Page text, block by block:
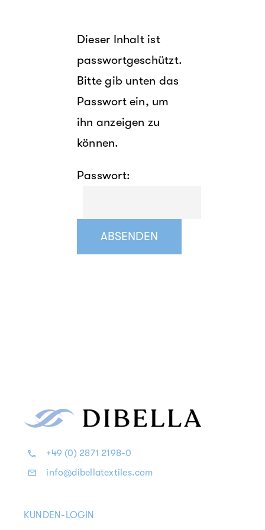
Dieser Inhalt ist
passwortgeschützt.
Bitte gib unten das
Passwort ein, um
ihn anzeigen zu
können.
Passwort:
+49 (0) 2871 2198-0
info@dibellatextiles.com
KUNDEN-LOGIN